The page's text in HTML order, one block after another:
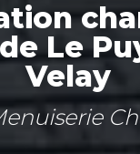
Le
Velay